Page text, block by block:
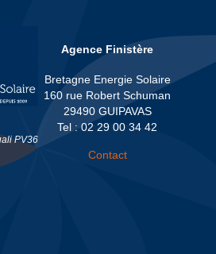
PV36
Agence Finistère
Bretagne Energie Solaire
160 rue Robert Schuman
29490 GUIPAVAS
Tel : 02 29 00 34 42
Contact